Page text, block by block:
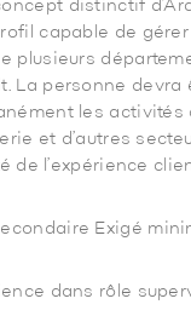
distinctif
capable de
plusieurs
La personne devra
les activités
et d’autres
de l’expérience
Exigé
dans rôle